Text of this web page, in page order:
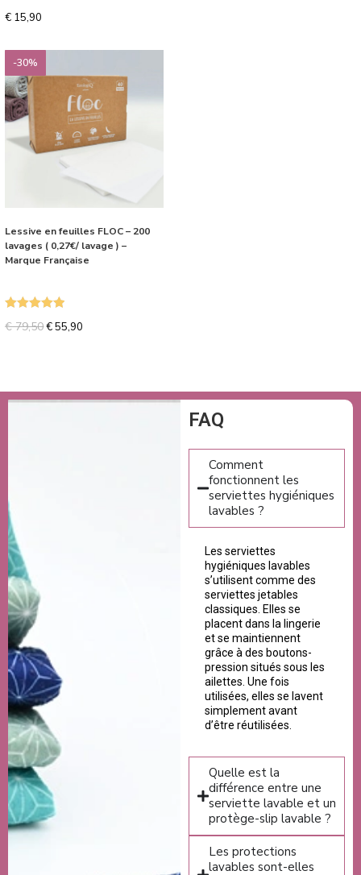
Note5.00
€ 15,90
-30%
Lessive en feuilles FLOC – 200
lavages ( 0,27€/ lavage ) –
Marque Française
€79,50€55,90
FAQ
Comment
fonctionnent les
serviettes hygiéniques
lavables ?
Les serviettes
hygiéniques lavables
s’utilisent comme des
serviettes jetables
classiques. Elles se
placent dans la lingerie
et se maintiennent
grâce à des boutons-
pression situés sous les
ailettes. Une fois
utilisées, elles se lavent
simplement avant
d’être réutilisées.
Quelle est la
différence entre une
serviette lavable et un
protège-slip lavable ?
Les protections
lavables sont-elles